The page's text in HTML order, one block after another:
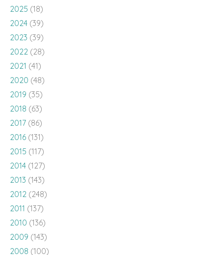
2025 (18)
2024 (39)
2023 (39)
2022 (28)
2021 (41)
2020 (48)
2019 (35)
2018 (63)
2017 (86)
2016 (131)
2015 (117)
2014 (127)
2013 (143)
2012 (248)
2011 (137)
2010 (136)
2009 (143)
2008 (100)